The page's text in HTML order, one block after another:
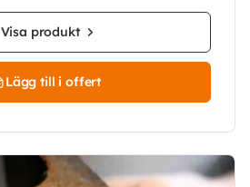
Visa produkt
Lägg till i offert